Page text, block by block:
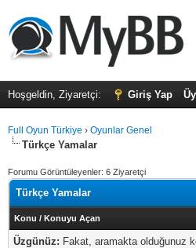
Hoşgeldin, Ziyaretçi: Giriş Yap
Full Oyun Türkiye › Oyunlar Genel
Türkçe Yamalar
Forumu Görüntüleyenler: 6 Ziyaretçi
Türkçe Yamalar
Konu / Konuyu Açan
Üzgünüz: Fakat, aramakta olduğunuz